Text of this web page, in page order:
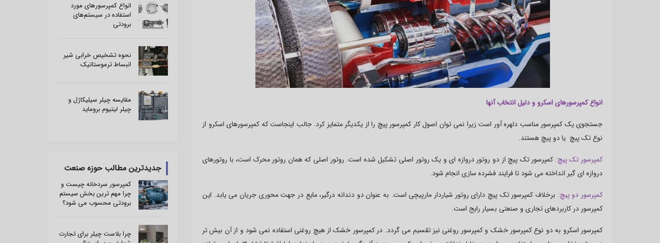
انواع کمپرسورهای اسکرو و دلیل انتخاب آنها
جستجوی یک کمپرسور مناسب دلهره آور است زیرا نمی توان اصول کار کمپرسور پیچ را از یکدیگر متمایز کرد. جالب اینجاست که کمپرسورهای اسکرو از
نوع تک پیچ یا دو پیچ هستند.
کمپرسور تک پیچ: کمپرسور تک پیچ از دو روتور دروازه ای و یک روتور اصلی تشکیل شده است. روتور اصلی که همان روتور محرک است، با روتورهای
دروازه ای گیر انداخته می شود تا فرایند فشرده سازی انجام شود.
کمپرسور دو پیچ: برخلاف کمپرسور تک پیچ دارای روتور شیاردار مارپیچی است. به عنوان دو دندانه درگیر، مایع در جهت محوری جریان می یابد. این
کمپرسور در کاربردهای تجاری و صنعتی بسیار رایج است.
کمپرسور اسکرو به دو نوع کمپرسور خشک و کمپرسور روغنی نیز تقسیم می گردد. در کمپرسور خشک از هیچ روغنی استفاده نمی شود و از آن بیش تر
انواع کمپرسور‌های مورد
استفاده در سیستم‌های‌
برودتی
نحوه تشخیص خرابی شیر
انبساط ترموستاتیک
مقایسه چیلر سیلیکاژل و
چیلر لیتیوم بروماید
جدیدترین مطالب حوزه صنعت
کمپرسور سردخانه چیست و
چرا مهم ترین بخش سیستم
برودتی محسوب می شود؟
چرا بلاست چیلر برای تجارت